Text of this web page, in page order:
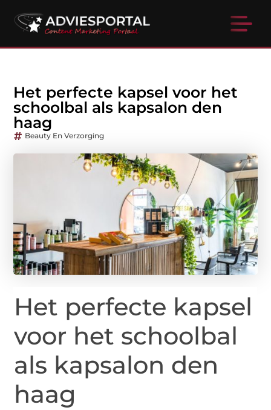
Het perfecte kapsel voor het
schoolbal als kapsalon den
haag
Beauty En Verzorging
Het perfecte kapsel
voor het schoolbal
als kapsalon den
haag